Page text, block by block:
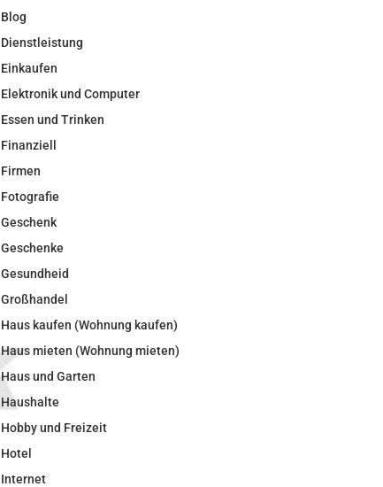
Blog
Dienstleistung
Einkaufen
Elektronik und Computer
Essen und Trinken
Finanziell
Firmen
Fotografie
Geschenk
Geschenke
Gesundheid
Großhandel
Haus kaufen (Wohnung kaufen)
Haus mieten (Wohnung mieten)
Haus und Garten
Haushalte
Hobby und Freizeit
Hotel
Internet